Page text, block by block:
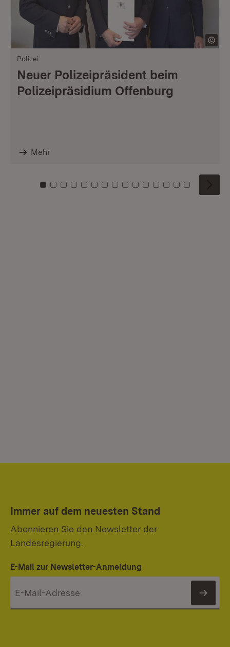
Polizei
Neuer Polizeipräsident beim
Polizeipräsidium Offenburg
Mehr
Zu Kachel: 0
Zu Kachel: 1
Zu Kachel: 2
Zu Kachel: 3
Zu Kachel: 4
Zu Kachel: 5
Zu Kachel: 6
Zu Kachel: 7
Zu Kachel: 8
Zu Kachel: 9
Zu Kachel: 10
Zu Kachel: 11
Zu Kachel: 12
Zu Kachel:
Zu
Immer auf dem neuesten Stand
Abonnieren Sie den Newsletter der
Landesregierung.
E-Mail zur Newsletter-Anmeldung